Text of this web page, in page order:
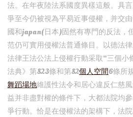
法。在年夜陸法系國度異樣這般。具
爭至今仍被視為平易近事侵權，并交
國和japan(日本)固然有專門的反法，
范仍可實用侵權法普通條目。以德法
法律王法公法上侵權行動采取“三個小
法典》第823條和第82個人空間6條所
舞蹈場地維護性法令和居心違反仁慈
益并非盡對權的條件下，大都法院均
爭行動。恰是在侵權法的架構下，法